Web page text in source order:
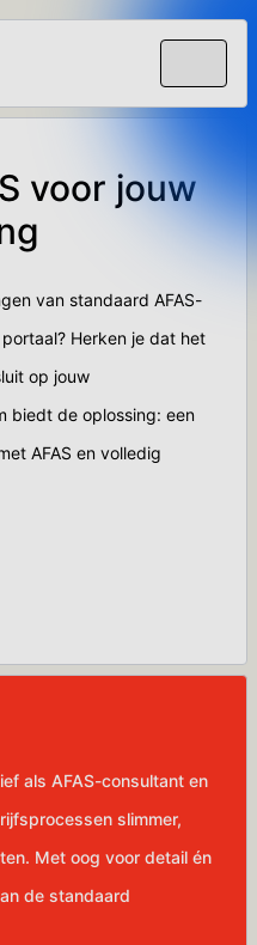
voor jouw
van standaard AFAS-
Herken je dat het
op jouw
biedt de oplossing: een
AFAS en volledig
als AFAS-consultant en
slimmer,
Met oog voor detail én
de standaard